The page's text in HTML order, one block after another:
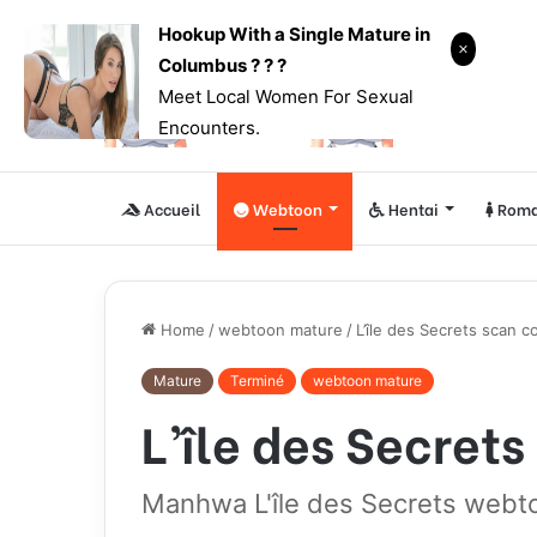
Accueil Webtoon Hentai
Home /webtoon mature / L’île des Secrets scan
Mature Terminé webtoon mature
L’île des
Manhwa L'île des Secrets
Hookup With a Single Mature in
Columbus ? ? ?
Meet Local Women For Sexual
Encounters.